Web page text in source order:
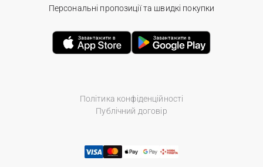
Політика конфіденційності
Публічний договір
Персональні пропозиції та швидкі покупки